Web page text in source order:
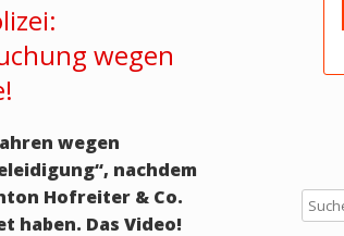
wegen
wegen
nachdem
Hofreiter & Co.
haben. Das Video!